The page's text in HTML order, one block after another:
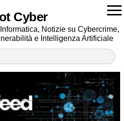
Cyber
Notizie su Cybercrime,
e Intelligenza Artificiale